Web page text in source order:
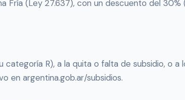
Fría (Ley 27.637), con un descuento del
R), a la quita o falta de subsidio, o a
en argentina.gob.ar/subsidios.